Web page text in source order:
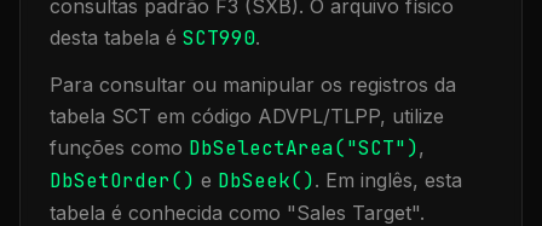
consultas padrão F3 (SXB). O arquivo físico
desta tabela é SCT990.
Para consultar ou manipular os registros da
tabela SCT em código ADVPL/TLPP, utilize
funções como DbSelectArea("SCT"),
DbSetOrder() e DbSeek(). Em inglês, esta
tabela é conhecida como "Sales Target".